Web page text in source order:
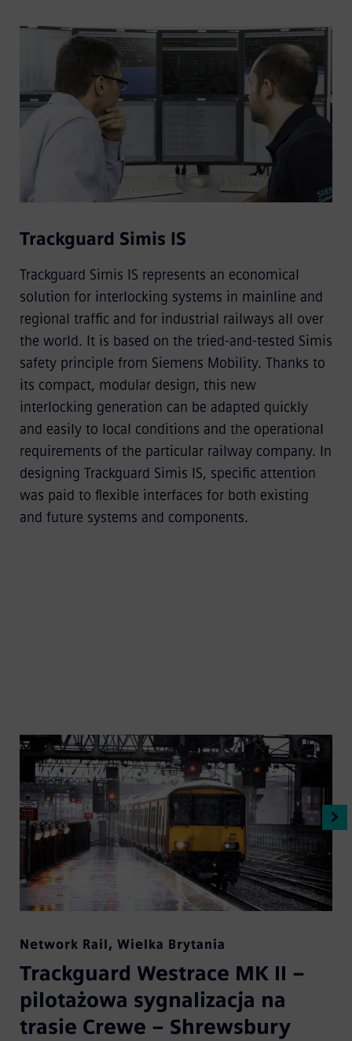
Trackguard Simis IS
Trackguard Simis IS represents an economical
solution for interlocking systems in mainline and
regional trafﬁc and for industrial railways all over
the world. It is based on the tried-and-tested Simis
safety principle from Siemens Mobility. Thanks to
its compact, modular design, this new
interlocking generation can be adapted quickly
and easily to local conditions and the operational
requirements of the particular railway company. In
designing Trackguard Simis IS, speciﬁc attention
was paid to ﬂexible interfaces for both existing
and future systems and components.
Network Rail , Wielka Brytania
Trackguard Westrace MK II –
pilotażowa sygnalizacja na
trasie Crewe – Shrewsbury